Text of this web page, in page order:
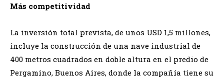
Más competitividad
La inversión total prevista, de unos USD 1,5 millones,
incluye la construcción de una nave industrial de
400 metros cuadrados en doble altura en el predio de
Pergamino, Buenos Aires, donde la compañía tiene su